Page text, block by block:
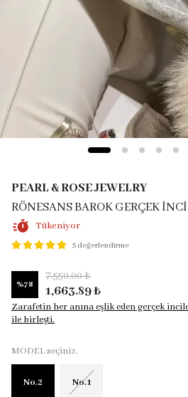
PEARL & ROSE JEWELRY
RÖNESANS BAROK GERÇEK
Tükeniyor
5 değerlendirme
%78
7,550.00 ₺
1,663.89 ₺
Zarafetin her anına eşlik eden gerçek
ile birleşti.
MODEL seçiniz.
No.2 No.1